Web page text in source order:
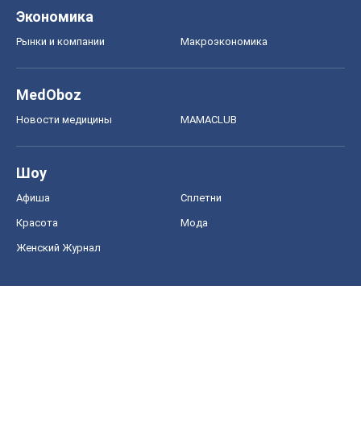
Экономика
Рынки и компании Mакроэкономика
MedOboz
Новости медицины MAMACLUB
Шоу
Афиша Сплетни
Красота Мода
Женский Журнал